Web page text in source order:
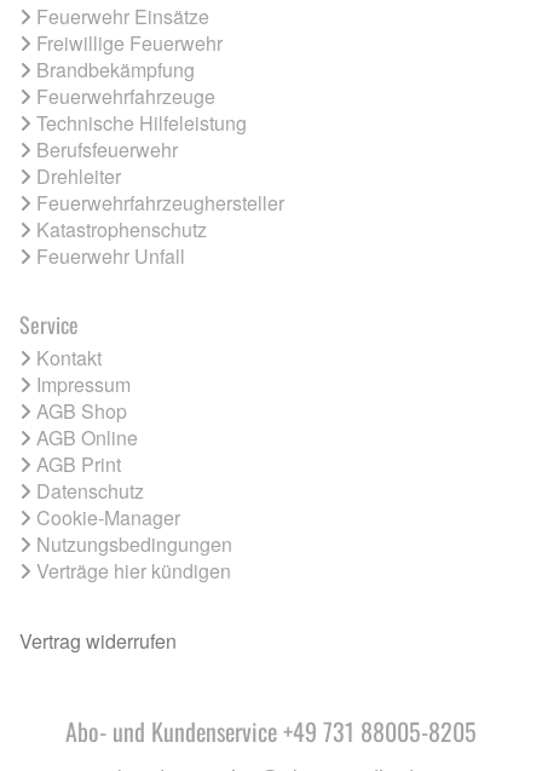
Feuerwehr Einsätze
Freiwillige Feuerwehr
Brandbekämpfung
Feuerwehrfahrzeuge
Technische Hilfeleistung
Berufsfeuerwehr
Drehleiter
Feuerwehrfahrzeughersteller
Katastrophenschutz
Feuerwehr Unfall
Service
Kontakt
Impressum
AGB Shop
AGB Online
AGB Print
Datenschutz
Cookie-Manager
Nutzungsbedingungen
Verträge hier kündigen
Vertrag widerrufen
Abo- und Kundenservice +49 731 88005-8205